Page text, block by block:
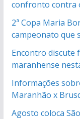
confronto contra
2ª Copa Maria
campeonato que
Encontro discute
maranhense
Informações
Maranhão x
Agosto coloca